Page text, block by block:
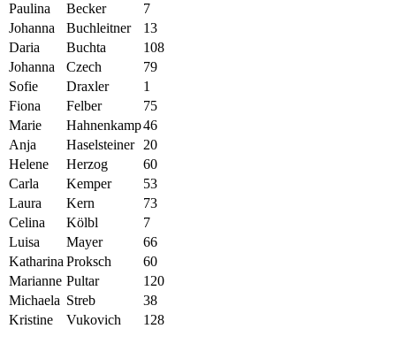
Paulina Becker
7
Johanna
Buchleitner
13
Daria
Buchta
108
Johanna
Czech
79
Sofie
Draxler
1
Fiona
Felber
75
Marie
Hahnenkamp46
Anja
Haselsteiner
20
Helene
Herzog
60
Carla
Kemper
53
Laura
Kern
73
Celina
Kölbl
7
Luisa
Mayer
66
Katharina Proksch
60
Marianne Pultar
120
Michaela Streb
38
Kristine
Vukovich 128